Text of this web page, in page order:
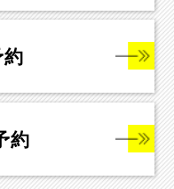
約
約